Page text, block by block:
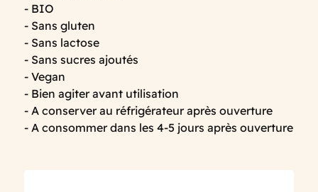
- BIO
- Sans gluten
- Sans lactose
- Sans sucres ajoutés
- Vegan
- Bien agiter avant utilisation
- A conserver au réfrigérateur après ouverture
- A consommer dans les 4-5 jours après ouverture